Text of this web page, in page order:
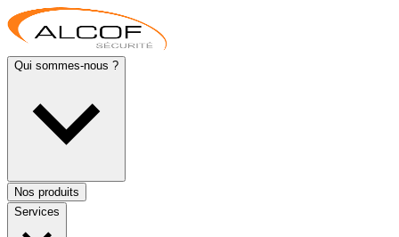
Qui sommes-nous ?
Nos produits
Services